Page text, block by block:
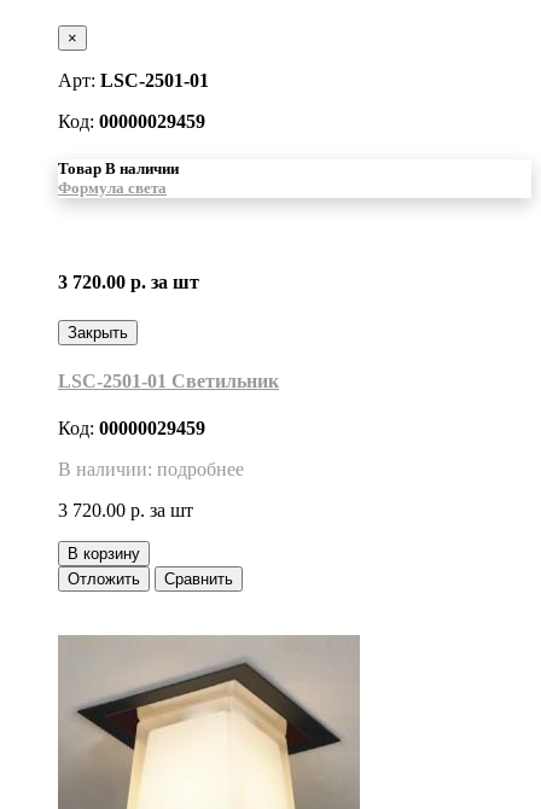
×
Арт: LSC-2501-01
Код: 00000029459
Товар В наличии
Формула света
3 720.00 р. за шт
Закрыть
LSC-2501-01 Светильник
Код: 00000029459
В наличии: подробнее
3 720.00 р. за шт
В корзину
Отложить
Сравнить